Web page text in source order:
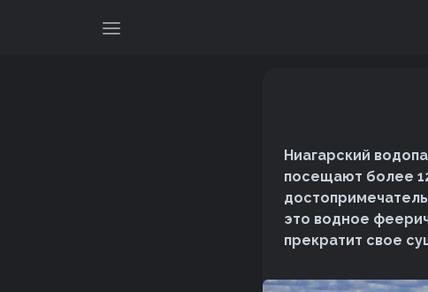
Ниагарский
посещают более
это водное
прекратит свое